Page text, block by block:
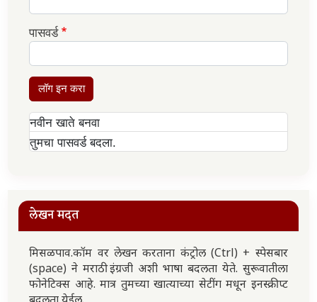
पासवर्ड
लॉग इन करा
नवीन खाते बनवा
तुमचा पासवर्ड बदला.
लेखन मदत
मिसळपाव.कॉम वर लेखन करताना कंट्रोल (Ctrl) + स्पेसबार
(space) ने मराठी इंग्रजी अशी भाषा बदलता येते. सुरूवातीला
फोनेटिक्स आहे. मात्र तुमच्या खात्याच्या सेटींग मधून इनस्क्रीप्ट